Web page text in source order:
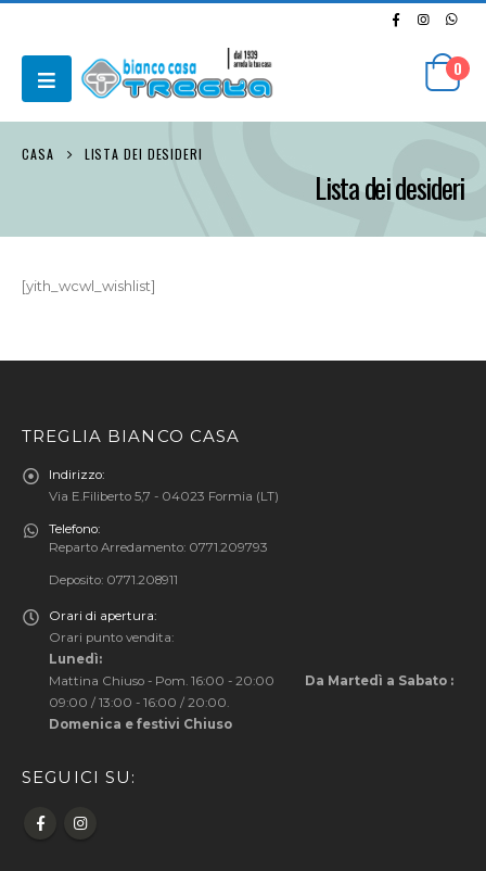
0
CASA LISTA DEI DESIDERI
Lista dei desideri
[yith_wcwl_wishlist]
TREGLIA BIANCO CASA
Indirizzo:
Via E.Filiberto 5,7 - 04023 Formia (LT)
Telefono:
Reparto Arredamento: 0771.209793
Deposito: 0771.208911
Orari di apertura:
Orari punto vendita:
Lunedì:
Mattina Chiuso - Pom. 16:00 - 20:00
Da Martedì a Sabato :
09:00 / 13:00 - 16:00 / 20:00.
Domenica e festivi Chiuso
SEGUICI SU: